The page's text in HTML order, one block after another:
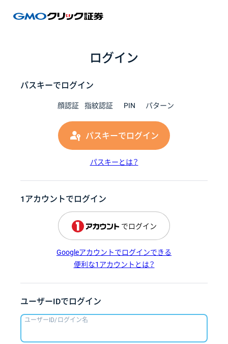
ログイン
パスキーでログイン
顔認証 指紋認証 PIN パターン
パスキーでログイン
パスキーとは？
1アカウントでログイン
でログイン
Googleアカウントでログインできる
便利な1アカウントとは？
ユーザーIDでログイン
ユーザーID/ログイン名